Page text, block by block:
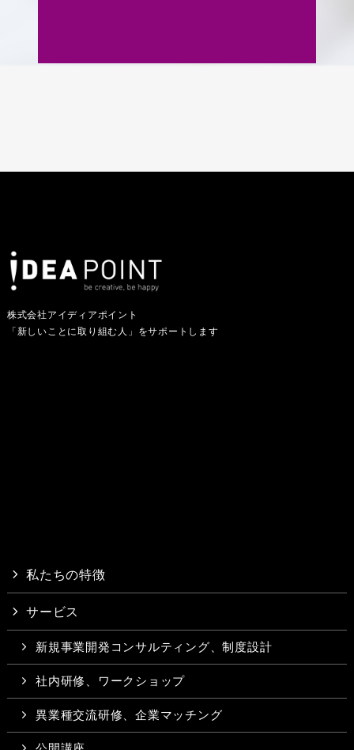
株式会社アイディアポイント
「新しいことに取り組む人」をサポートします
私たちの特徴
サービス
新規事業開発コンサルティング、制度設計
社内研修、ワークショップ
異業種交流研修、企業マッチング